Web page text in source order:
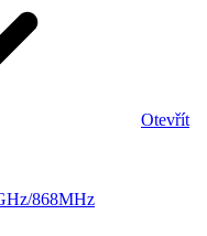
Otevřít
868MHz